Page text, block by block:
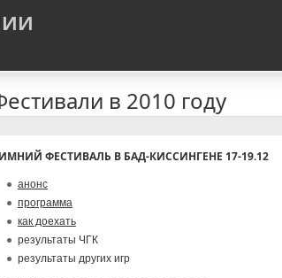
в 2010 году
ФЕСТИВАЛЬ В БАД-КИССИНГЕНЕ 17-19.12
анонс
программа
как доехать
результаты ЧГК
результаты других игр